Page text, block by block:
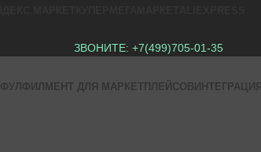
ЗВОНИТЕ: +7(499)705-01-35
ФУЛФИЛМЕНТ ДЛЯ МАРКЕТПЛЕЙСОВ ИНТЕГРАЦИЯ